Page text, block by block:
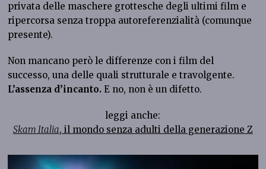
privata delle maschere grottesche degli ultimi film e
ripercorsa senza troppa autoreferenzialità (comunque
presente).
Non mancano però le differenze con i film del
successo, una delle quali strutturale e travolgente.
L’assenza d’incanto.E no, non è un difetto.
leggi anche:
Skam Italia, il mondo senza adulti della generazione Z